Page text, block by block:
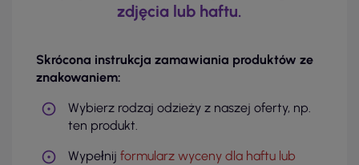
zdjęcia lub haftu.
Skrócona instrukcja zamawiania produktów ze
znakowaniem:
Wybierz rodzaj odzieży z naszej oferty, np.
ten produkt.
Wypełnij formularz wyceny dla haftu lub